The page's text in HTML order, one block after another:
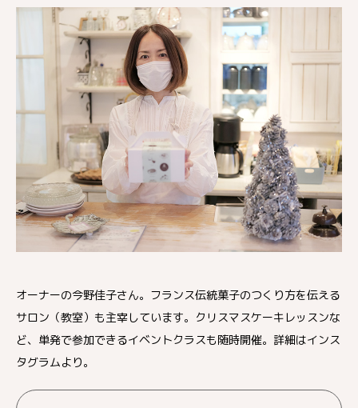
オーナーの今野佳子さん。フランス伝統菓子のつくり方を伝える
サロン（教室）も主宰しています。クリスマスケーキレッスンな
ど、単発で参加できるイベントクラスも随時開催。詳細はインス
タグラムより。